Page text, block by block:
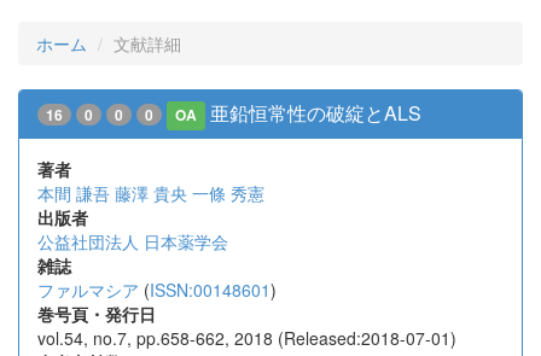
ホーム 文献詳細
16 0 0 0 OA 亜鉛恒常性の破綻とALS
著者
本間 謙吾 藤澤 貴央 一條 秀憲
出版者
公益社団法人 日本薬学会
雑誌
ファルマシア (ISSN:00148601)
巻号頁・発行日
vol.54, no.7, pp.658-662, 2018 (Released:2018-07-01)